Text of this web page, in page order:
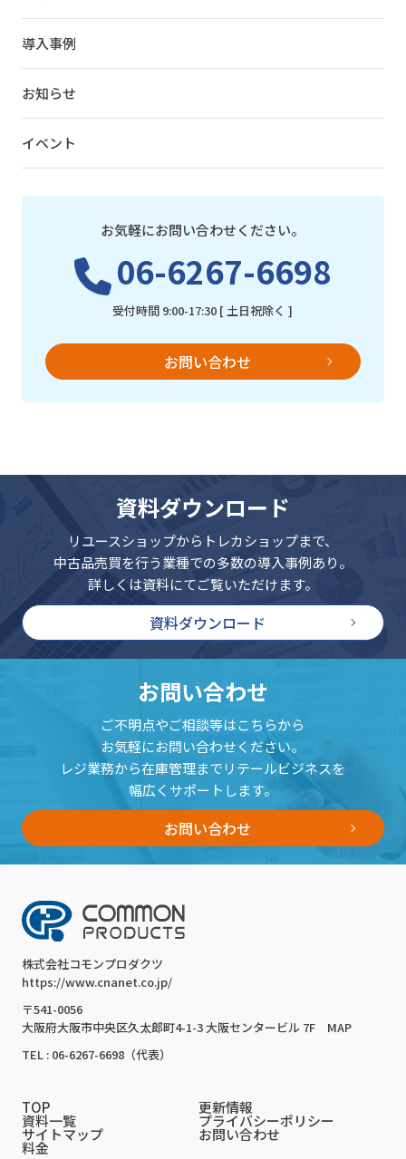
導入事例
お知らせ
イベント
お気軽にお問い合わせください。
06-6267-6698
受付時間 9:00-17:30 [ 土日祝除く ]
お問い合わせ
資料ダウンロード
リユースショップからトレカショップまで、
中古品売買を行う業種での多数の導入事例あり。
詳しくは資料にてご覧いただけます。
資料ダウンロード
お問い合わせ
ご不明点やご相談等はこちらから
お気軽にお問い合わせください。
レジ業務から在庫管理までリテールビジネスを
幅広くサポートします。
お問い合わせ
株式会社コモンプロダクツ
https://www.cnanet.co.jp/
〒541-0056
大阪府大阪市中央区久太郎町4-1-3 大阪センタービル 7F
MAP
TEL : 06-6267-6698（代表）
TOP 更新情報
資料一覧 プライバシーポリシー
サイトマップ お問い合わせ
料金